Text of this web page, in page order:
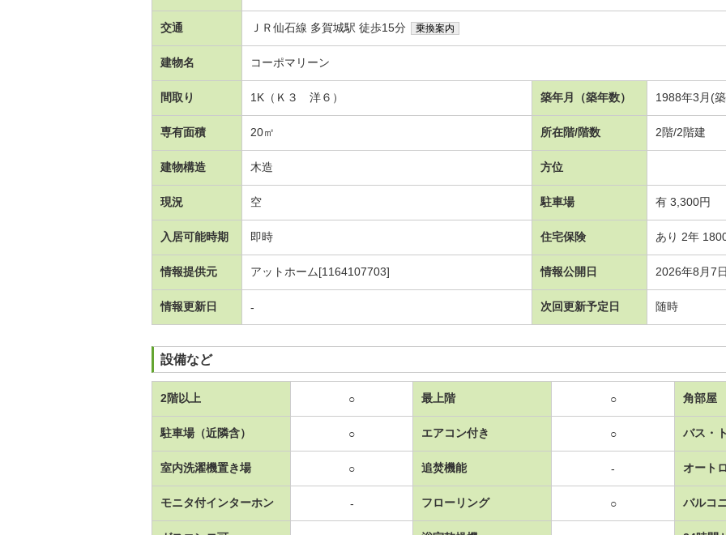
交通 ＪＲ仙石線 多賀城駅 徒歩15分 乗換案内
建物名 コーポマリーン
間取り 1K（Ｋ３ 洋６） 築年月（築年数） 1988年3月(
専有面積 20㎡ 所在階/階数 2階/2階建
建物構造 木造 方位
現況 空 駐車場 有 3,300円
入居可能時期 即時 住宅保険 あり 2年
情報提供元 アットホーム[1164107703] 情報公開日 2026年8月7日
情報更新日 - 次回更新予定日 随時
設備など
2階以上 ○ 最上階 ○ 角部屋
駐車場（近隣含） ○ エアコン付き ○ バス・
室内洗濯機置き場 ○ 追焚機能 - オート
モニタ付インターホン - フローリング ○ バルコ